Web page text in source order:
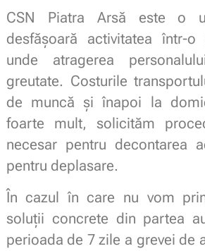
CSN Piatra Arsă este o
desfăşoară activitatea într-
unde atragerea
greutate. Costurile
de muncă și înapoi la
foarte mult, solicităm
necesar pentru decontarea
pentru deplasare.
În cazul în care nu vom
soluții concrete din partea
perioada de 7 zile a grevei de